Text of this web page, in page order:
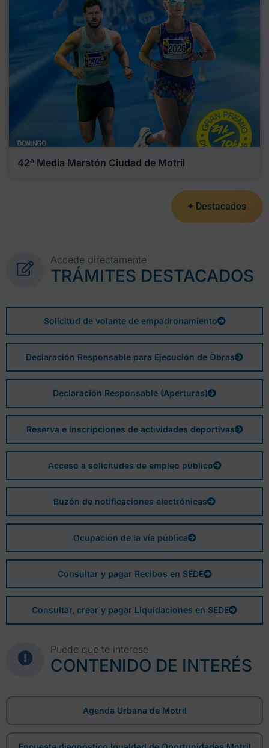
42ª Media Maratón Ciudad de Motril
+ Destacados
Accede directamente
TRÁMITES DESTACADOS
Solicitud de volante de empadronamiento
Declaración Responsable para Ejecución de Obras
Declaración Responsable (Aperturas)
Reserva e inscripciones de actividades deportivas
Acceso a solicitudes de empleo público
Buzón de notificaciones electrónicas
Ocupación de la vía pública
Consultar y pagar Recibos en SEDE
Consultar, crear y pagar Liquidaciones en SEDE
Puede que te interese
CONTENIDO DE INTERÉS
Agenda Urbana de Motril